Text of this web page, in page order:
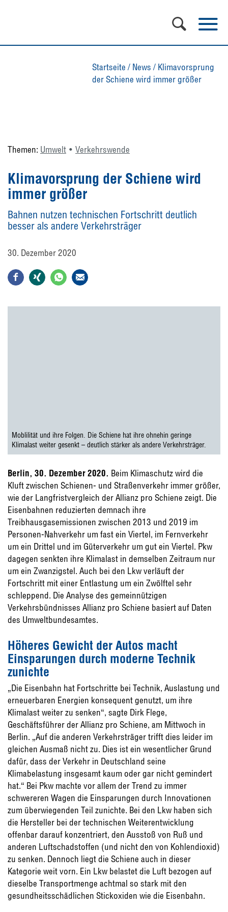
Startseite / News / Klimavorsprung
der Schiene wird immer größer
Themen: Umwelt Verkehrswende
Klimavorsprung der Schiene wird
immer größer
Bahnen nutzen technischen Fortschritt deutlich
besser als andere Verkehrsträger
30. Dezember 2020
Moblilität und ihre Folgen. Die Schiene hat ihre ohnehin geringe
Klimalast weiter gesenkt – deutlich stärker als andere Verkehrsträger.
Berlin, 30. Dezember 2020. Beim Klimaschutz wird die
Kluft zwischen Schienen- und Straßenverkehr immer größer,
wie der Langfristvergleich der Allianz pro Schiene zeigt. Die
Eisenbahnen reduzierten demnach ihre
Treibhausgasemissionen zwischen 2013 und 2019 im
Personen-Nahverkehr um fast ein Viertel, im Fernverkehr
um ein Drittel und im Güterverkehr um gut ein Viertel. Pkw
dagegen senkten ihre Klimalast in demselben Zeitraum nur
um ein Zwanzigstel. Auch bei den Lkw verläuft der
Fortschritt mit einer Entlastung um ein Zwölftel sehr
schleppend. Die Analyse des gemeinnützigen
Verkehrsbündnisses Allianz pro Schiene basiert auf Daten
des Umweltbundesamtes.
Höheres Gewicht der Autos macht
Einsparungen durch moderne Technik
zunichte
„Die Eisenbahn hat Fortschritte bei Technik, Auslastung und
erneuerbaren Energien konsequent genutzt, um ihre
Klimalast weiter zu senken“, sagte Dirk Flege,
Geschäftsführer der Allianz pro Schiene, am Mittwoch in
Berlin. „Auf die anderen Verkehrsträger trifft dies leider im
gleichen Ausmaß nicht zu. Dies ist ein wesentlicher Grund
dafür, dass der Verkehr in Deutschland seine
Klimabelastung insgesamt kaum oder gar nicht gemindert
hat.“ Bei Pkw machte vor allem der Trend zu immer
schwereren Wagen die Einsparungen durch Innovationen
zum überwiegenden Teil zunichte. Bei den Lkw haben sich
die Hersteller bei der technischen Weiterentwicklung
offenbar darauf konzentriert, den Ausstoß von Ruß und
anderen Luftschadstoffen (und nicht den von Kohlendioxid)
zu senken. Dennoch liegt die Schiene auch in dieser
Kategorie weit vorn. Ein Lkw belastet die Luft bezogen auf
dieselbe Transportmenge achtmal so stark mit den
gesundheitsschädlichen Stickoxiden wie die Eisenbahn.